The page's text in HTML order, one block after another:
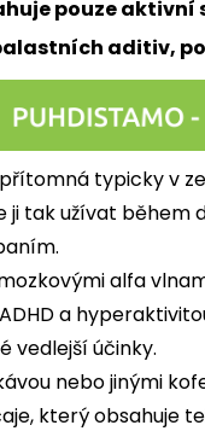
pouze aktivní
aditiv,
typicky v
ji tak užívat
alfa
a
vedlejší účinky.
nebo jinými
který obsahuje